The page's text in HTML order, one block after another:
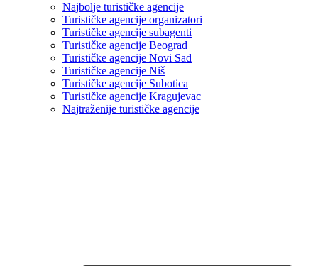
Najbolje turističke agencije
Turističke agencije organizatori
Turističke agencije subagenti
Turističke agencije Beograd
Turističke agencije Novi Sad
Turističke agencije Niš
Turističke agencije Subotica
Turističke agencije Kragujevac
Najtraženije turističke agencije